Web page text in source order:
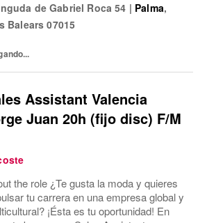
de lunes a domingo y festivos en
de Gabriel Roca 54 | Palma,
Balears 07015
Assistant Valencia
Juan 20h (fijo disc) F/M
the role ¿Te gusta la moda y quieres
tu carrera en una empresa global y
¡Ésta es tu oportunidad! En